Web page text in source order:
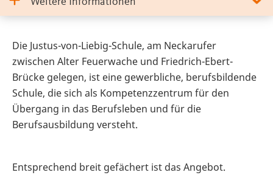
Die Justus-von-Liebig-Schule, am Neckarufer
zwischen Alter Feuerwache und Friedrich-Ebert-
Brücke gelegen, ist eine gewerbliche, berufsbildende
Schule, die sich als Kompetenzzentrum für den
Übergang in das Berufsleben und für die
Berufsausbildung versteht.
Entsprechend breit gefächert ist das Angebot.